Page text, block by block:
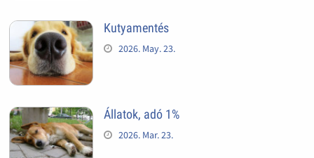
Kutyamentés
2026. May. 23.
Állatok, adó 1%
2026. Mar. 23.